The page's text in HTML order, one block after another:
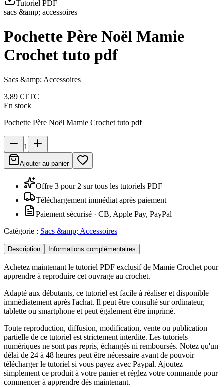
Tutoriel PDF
sacs &amp; accessoires
Pochette Père Noël Mamie
Crochet tuto pdf
Sacs &amp; Accessoires
3,89 €TTC
En stock
Pochette Père Noël Mamie Crochet tuto pdf
1
Ajouter au panier
Offre 3 pour 2 sur tous les tutoriels PDF
Téléchargement immédiat après paiement
Paiement sécurisé · CB, Apple Pay, PayPal
Catégorie : Sacs &amp; Accessoires
Description Informations complémentaires
Achetez maintenant le tutoriel PDF exclusif de Mamie Crochet pour
apprendre à reproduire cet ouvrage au crochet.
Adapté aux débutants, ce tutoriel est facile à réaliser et disponible
immédiatement après l'achat. Il peut être consulté sur ordinateur,
tablette ou smartphone et peut également être imprimé.
Toute reproduction, diffusion, modification, vente ou publication
partielle de ce tutoriel est strictement interdite. Les tutoriels
numériques ne sont pas repris, échangés ni remboursés. Notez qu'un
délai de 24 à 48 heures peut être nécessaire avant de pouvoir
télécharger le tutoriel si vous payez avec Paypal. Ajoutez
simplement ce produit à votre panier et réglez votre commande pour
commencer à apprendre dès maintenant.